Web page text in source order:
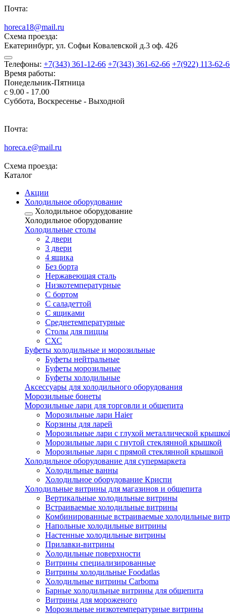
Почта:
horeca18@mail.ru
Схема проезда:
Екатеринбург, ул. Софьи Ковалевской д.3 оф. 426
Телефоны: +7(343) 361-12-66 +7(343) 361-62-66 +7(922) 113-62-
Время работы:
Понедельник-Пятница
с 9.00 - 17.00
Суббота, Воскресенье - Выходной
Почта:
horeca.e@mail.ru
Схема проезда:
Каталог
Акции
Холодильное оборудование
Холодильное оборудование
Холодильное оборудование
Холодильные столы
2 двери
3 двери
4 ящика
Без борта
Нержавеющая сталь
Низкотемпературные
С бортом
С саладеттой
С ящиками
Среднетемпературные
Столы для пиццы
СХС
Буфеты холодильные и морозильные
Буфеты нейтральные
Буфеты морозильные
Буфеты холодильные
Аксессуары для холодильного оборудования
Морозильные бонеты
Морозильные лари для торговли и общепита
Морозильные лари Haier
Корзины для ларей
Морозильные лари с глухой металлической
Морозильные лари с гнутой стеклянной крышкой
Морозильные лари с прямой стеклянной крышкой
Холодильное оборудование для супермаркета
Холодильные ванны
Холодильное оборудование Криспи
Холодильные витрины для магазинов и общепита
Вертикальные холодильные витрины
Встраиваемые холодильные витрины
Комбинированные встраиваемые холодильные
Напольные холодильные витрины
Настенные холодильные витрины
Прилавки-витрины
Холодильные поверхности
Витрины специализированные
Витрины холодильные Foodatlas
Холодильные витрины Carboma
Барные холодильные витрины для общепита
Витрины для мороженого
Морозильные низкотемпературные витрины